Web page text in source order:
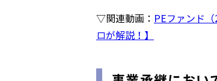
▽関連動画： PEファンド
ロが解説！】